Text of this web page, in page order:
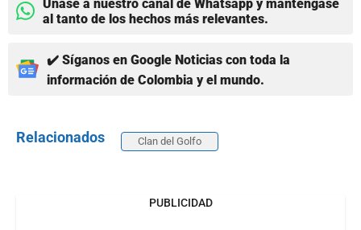
Únase a nuestro canal de Whatsapp y manténgase
al tanto de los hechos más relevantes.
✔️ Síganos en Google Noticias con toda la
información de Colombia y el mundo.
Relacionados Clan del Golfo
PUBLICIDAD